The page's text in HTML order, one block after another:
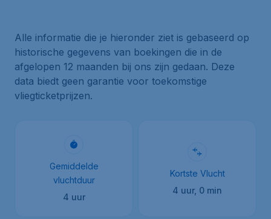
Alle informatie die je hieronder ziet is gebaseerd op
historische gegevens van boekingen die in de
afgelopen 12 maanden bij ons zijn gedaan. Deze
data biedt geen garantie voor toekomstige
vliegticketprijzen.
Gemiddelde
vluchtduur
4 uur
Kortste Vlucht
4 uur, 0 min